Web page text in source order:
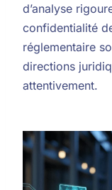
d’analyse
confidentialité
réglementaire
directions
attentivement.